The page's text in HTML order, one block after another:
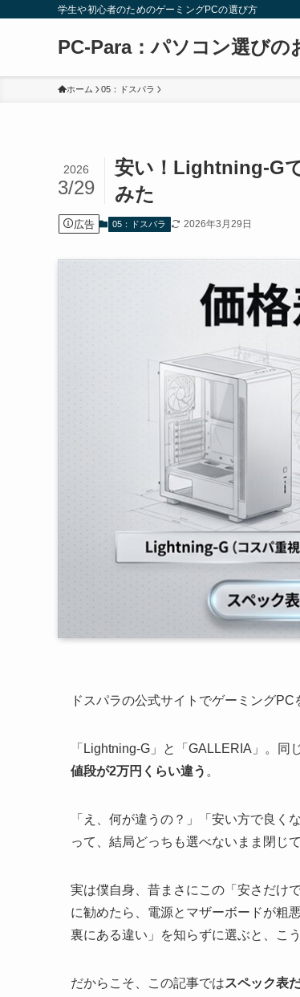
学生や初心者のためのゲーミングPCの選び方
PC-Para：パソコン選びの
ホーム 05：ドスパラ
安い！Lightning-G
みた
2026
3/29
広告 05：ドスパラ 2026年3月29日
ドスパラの公式サイトでゲーミング
「Lightning-G」と「GALLERIA」。同
値段が2万円くらい違う 。
「え、何が違うの？」「安い方で良
って、結局どっちも選べないまま閉じ
実は僕自身、昔まさにこの「安さだけ
に勧めたら、電源とマザーボードが粗
裏にある違い」を知らずに選ぶと、こ
だからこそ、この記事ではスペック表